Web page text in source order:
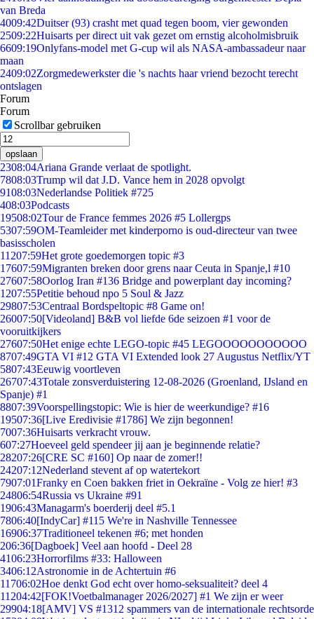
van Breda
4009:42Duitser (93) crasht met quad tegen boom, vier gewonden
2509:22Huisarts per direct uit vak gezet om ernstig alcoholmisbruik
6609:19Onlyfans-model met G-cup wil als NASA-ambassadeur naar
maan
2409:02Zorgmedewerkster die 's nachts haar vriend bezocht terecht
ontslagen
Forum
Forum
Scrollbar gebruiken
opslaan
2308:04Ariana Grande verlaat de spotlight.
7808:03Trump wil dat J.D. Vance hem in 2028 opvolgt
9108:03Nederlandse Politiek #725
408:03Podcasts
19508:02Tour de France femmes 2026 #5 Lollergps
5307:59OM-Teamleider met kinderporno is oud-directeur van twee
basisscholen
11207:59Het grote goedemorgen topic #3
17607:59Migranten breken door grens naar Ceuta in Spanje,l #10
27607:58Oorlog Iran #136 Bridge and powerplant day incoming?
1207:55Petitie behoud npo 5 Soul & Jazz
29807:53Centraal Bordspeltopic #8 Game on!
26007:50[Videoland] B&B vol liefde 6de seizoen #1 voor de
vooruitkijkers
27607:50Het enige echte LEGO-topic #45 LEGOOOOOOOOOOO
8707:49GTA VI #12 GTA VI Extended look 27 Augustus Netflix/YT
5807:43Eeuwig voortleven
26707:43Totale zonsverduistering 12-08-2026 (Groenland, IJsland en
Spanje) #1
8807:39Voorspellingstopic: Wie is hier de weerkundige? #16
19507:36[Live Eredivisie #1786] We zijn begonnen!
7007:36Huisarts verkracht vrouw.
607:27Hoeveel geld spendeer jij aan je beginnende relatie?
28207:26[CRE SC #160] Op naar de zomer!!
24207:12Nederland stevent af op watertekort
7907:01Franky en Coen bakken friet in Oekraïne - Volg ze hier! #3
24806:54Russia vs Ukraine #91
1906:43Managarm's boerderij deel #5.1
7806:40[IndyCar] #115 We're in Nashville Tennessee
16906:37Traditioneel tekenen #6; met honden
206:36[Dagboek] Veel aan hoofd - Deel 28
4106:23Horrorfilms #33: Halloween
3406:12Astronomie in de Achtertuin #6
11706:02Hoe denkt God echt over homo-seksualiteit? deel 4
11204:42[FOK!Voetbalmanager 2026/2027] #1 We zijn er weer
29904:18[AMV] VS #1312 spammers van de internationale rechtsorde